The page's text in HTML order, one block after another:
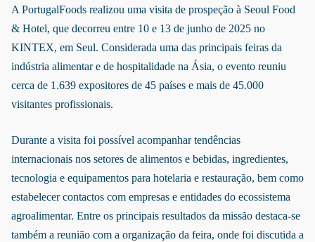
A PortugalFoods realizou uma visita de prospeção à Seoul Food
& Hotel, que decorreu entre 10 e 13 de junho de 2025 no
KINTEX, em Seul. Considerada uma das principais feiras da
indústria alimentar e de hospitalidade na Ásia, o evento reuniu
cerca de 1.639 expositores de 45 países e mais de 45.000
visitantes profissionais.
Durante a visita foi possível acompanhar tendências
internacionais nos setores de alimentos e bebidas, ingredientes,
tecnologia e equipamentos para hotelaria e restauração, bem como
estabelecer contactos com empresas e entidades do ecossistema
agroalimentar. Entre os principais resultados da missão destaca-se
também a reunião com a organização da feira, onde foi discutida a